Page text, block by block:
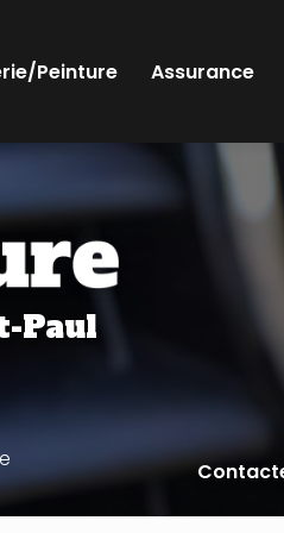
Peinture Assurance
Paul